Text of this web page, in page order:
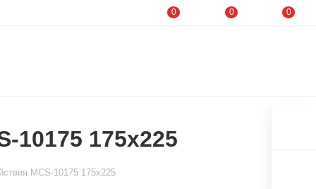
0 0 0
10175 175x225
MCS-10175 175x225